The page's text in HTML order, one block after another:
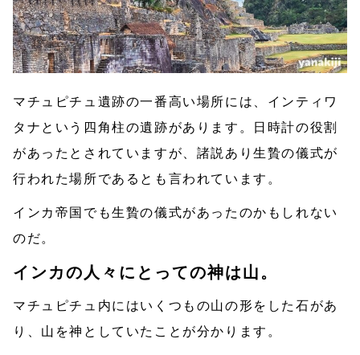
マチュピチュ遺跡の一番高い場所には、インティワ
タナという四角柱の遺跡があります。日時計の役割
があったとされていますが、諸説あり生贄の儀式が
行われた場所であるとも言われています。
インカ帝国でも生贄の儀式があったのかもしれない
のだ。
インカの人々にとっての神は山。
マチュピチュ内にはいくつもの山の形をした石があ
り、山を神としていたことが分かります。